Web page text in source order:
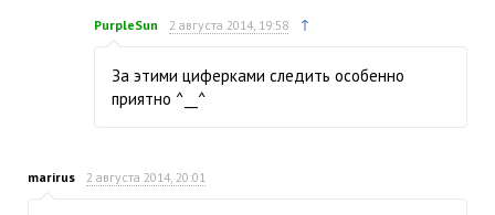
PurpleSun 2 августа 2014, 19:58 ↑
За этими циферками следить особенно
приятно ^__^
marirus 2 августа 2014, 20:01